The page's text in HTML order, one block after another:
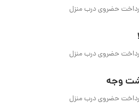
پرداخت حضروی درب منزل
پرداخت حضروی درب منزل
پرداخت حضروی درب منزل